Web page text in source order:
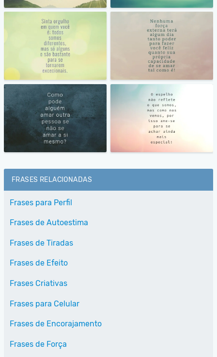
FRASES RELACIONADAS
Frases para Perfil
Frases de Autoestima
Frases de Tiradas
Frases de Efeito
Frases Criativas
Frases para Celular
Frases de Encorajamento
Frases de Força